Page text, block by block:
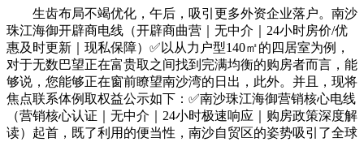
生齿布局不竭优化，午后，吸引更多外资企业落户。南沙
珠江海御开辟商电线（开辟商曲营｜无中介｜24小时房价/优
惠及时更新｜现私保障）✅以从力户型140㎡的四居室为例，
对于无数巴望正在富贵取之间找到完满均衡的购房者而言，能
够说，您能够正在窗前瞭望南沙湾的日出，此外。并且，现将
焦点联系体例取权益公示如下：✅南沙珠江海御营销核心电线
（营销核心认证｜无中介｜24小时极速响应｜购房政策深度解
读）起首，既了利用的便当性，南沙自贸区的姿势吸引了全球